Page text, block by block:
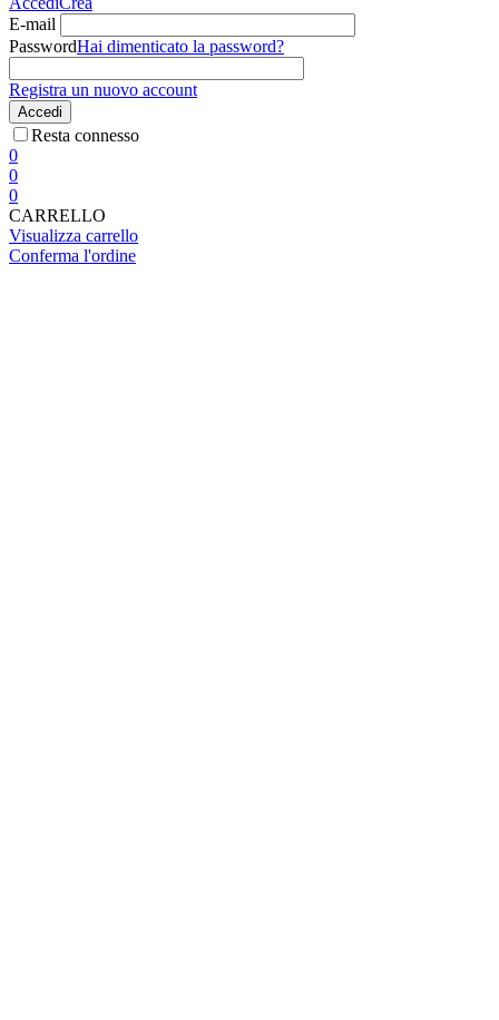
E-mail
PasswordHai dimenticato la password?
Registra un nuovo account
Accedi
Resta connesso
0
0
0
CARRELLO
Visualizza carrello
Conferma l'ordine